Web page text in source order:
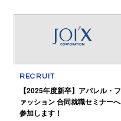
RECRUIT
【2025年度新卒】アパレル・フ
ァッション 合同就職セミナーへ
参加します！